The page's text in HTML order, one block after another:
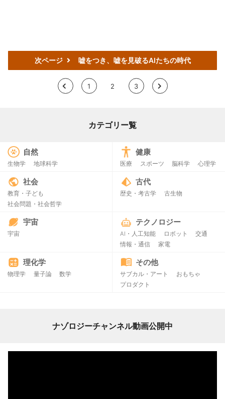
次ページ 嘘をつき、嘘を見破るAIたちの時代
< 1 2 3 >
カテゴリー覧
自然
生物学 地球科学
健康
医療 スポーツ 脳科学 心理学
社会
教育・子ども
社会問題・社会哲学
古代
歴史・考古学 古生物
宇宙
宇宙
テクノロジー
AI・人工知能 ロボット
交通
情報・通信
家電
理化学
物理学 量子論 数学
その他
サブカル・アート
おもちゃ
プロダクト
ナゾロジーチャンネル動画公開中